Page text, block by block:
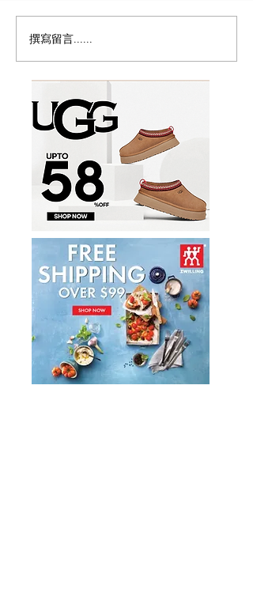
历史新低！Samsonite 新
秀丽 Winfield 2 全PC
20+28寸 黑色拉杆行李箱2
件套1.7折
撰寫留言......